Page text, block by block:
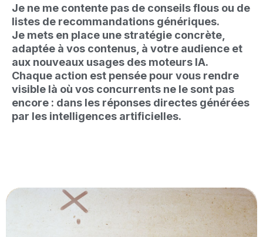
Je ne me contente pas de conseils flous ou de
listes de recommandations génériques.
Je mets en place une stratégie concrète,
adaptée à vos contenus, à votre audience et
aux nouveaux usages des moteurs IA.
Chaque action est pensée pour vous rendre
visible là où vos concurrents ne le sont pas
encore : dans les réponses directes générées
par les intelligences artificielles.